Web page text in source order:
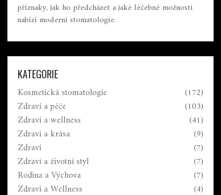
příznaky, jak ho předcházet a jaké léčebné možnosti
nabízí moderní stomatologie.
KATEGORIE
Kosmetická stomatologie (172)
Zdraví a péče (103)
Zdraví a wellness (41)
Zdraví a krása (9)
Zdraví (7)
Zdraví a životní styl (7)
Rodina a Výchova (7)
Zdraví a Wellness (4)